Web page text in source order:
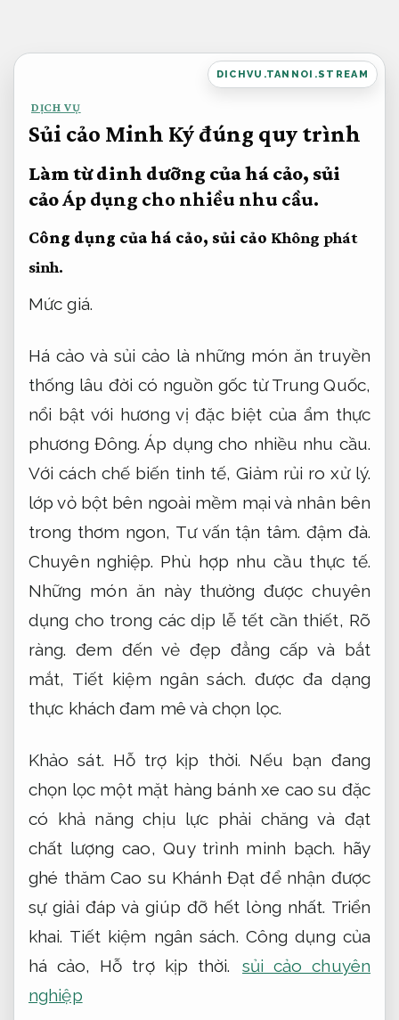
dung
DICHVU.TANNOI.STREAM
DỊCH VỤ
Sủi cảo Minh Ký đúng quy trình
Làm từ dinh dưỡng của há cảo, sủi
cảoÁp dụng cho nhiều nhu cầu.
Công dụng của há cảo, sủi cảo Không phát
sinh.
Mức giá.
Há cảo và sủi cảo là những món ăn truyền
thống lâu đời có nguồn gốc từ Trung Quốc,
nổi bật với hương vị đặc biệt của ẩm thực
phương Đông.Áp dụng cho nhiều nhu cầu.
Với cách chế biến tinh tế,Giảm rủi ro xử lý.
lớp vỏ bột bên ngoài mềm mại và nhân bên
trong thơm ngon, Tư vấn tận tâm. đậm đà.
Chuyên nghiệp. Phù hợp nhu cầu thực tế.
Những món ăn này thường được chuyên
dụng cho trong các dịp lễ tết cần thiết, Rõ
ràng. đem đến vẻ đẹp đẳng cấp và bắt
mắt, Tiết kiệm ngân sách. được đa dạng
thực khách đam mê và chọn lọc.
Khảo sát. Hỗ trợ kịp thời. Nếu bạn đang
chọn lọc một mặt hàng bánh xe cao su đặc
có khả năng chịu lực phải chăng và đạt
chất lượng cao,Quy trình minh bạch. hãy
ghé thăm Cao su Khánh Đạt để nhận được
sự giải đáp và giúp đỡ hết lòng nhất. Triển
khai. Tiết kiệm ngân sách. Công dụng của
há cảo, Hỗ trợ kịp thời.
sủi cảo chuyên
nghiệp